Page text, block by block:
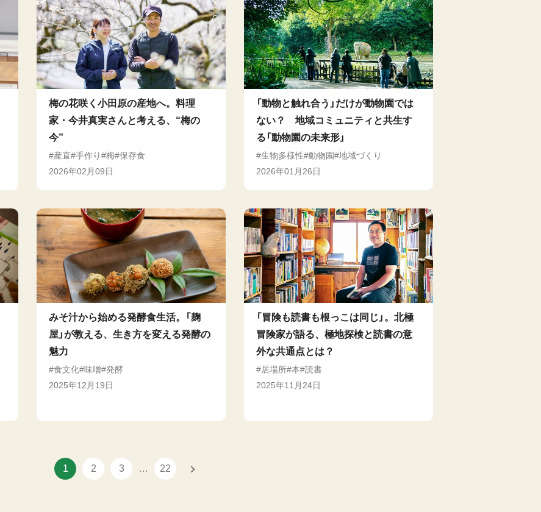
梅の花咲く小田原の産地へ。料理
家・今井真実さんと考える、“梅の
今”
産直 手作り 梅 保存食
2026年02月09日
「動物と触れ合う」だけが動物園では
ない？ 地域コミュニティと共生す
る「動物園の未来形」
生物多様性 動物園
地域づくり
2026年01月26日
みそ汁から始める発酵食生活。「麹
屋」が教える、生き方を変える発酵の
魅力
食文化 味噌 発酵
2025年12月19日
「冒険も読書も根っこは同じ」。北極
冒険家が語る、極地探検と読書の意
外な共通点とは？
居場所 本 読書
2025年11月24日
1 2 3 … 22